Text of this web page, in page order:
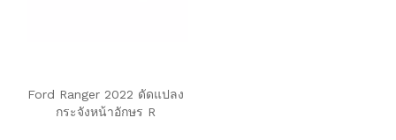
Ford Ranger 2022 ดัดแปลง
กระจังหน้าอักษร R